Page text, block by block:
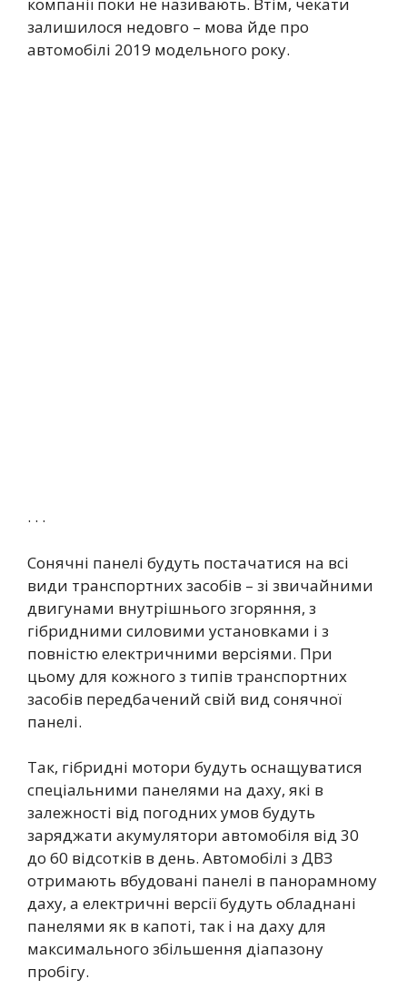
залишилося недовго – мова йде про
автомобілі 2019 модельного року.
. . .
Сонячні панелі будуть постачатися на всі
види транспортних засобів – зі звичайними
двигунами внутрішнього згоряння, з
гібридними силовими установками і з
повністю електричними версіями. При
цьому для кожного з типів транспортних
засобів передбачений свій вид сонячної
панелі.
Так, гібридні мотори будуть оснащуватися
спеціальними панелями на даху, які в
залежності від погодних умов будуть
заряджати акумулятори автомобіля від 30
до 60 відсотків в день. Автомобілі з ДВЗ
отримають вбудовані панелі в панорамному
даху, а електричні версії будуть обладнані
панелями як в капоті, так і на даху для
максимального збільшення діапазону
пробігу.